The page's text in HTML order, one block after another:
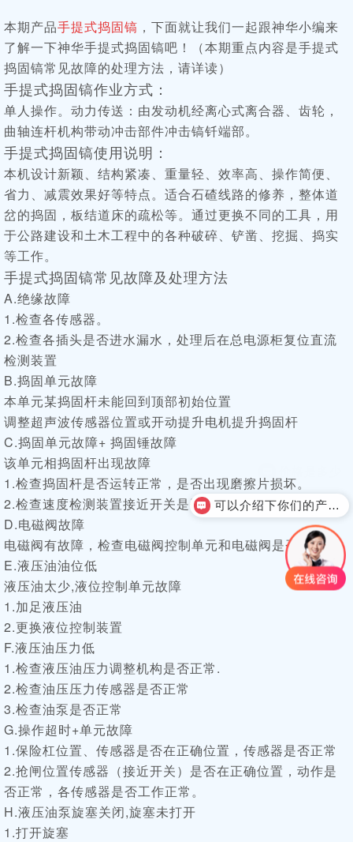
本期产品手提式捣固镐 ，下面就让我们一起跟神华小编来
了解一下神华手提式捣固镐吧！（本期重点内容是手提式
捣固镐常见故障的处理方法，请详读）
手提式捣固镐作业方式：
单人操作。动力传送：由发动机经离心式离合器、齿轮，
曲轴连杆机构带动冲击部件冲击镐钎端部。
手提式捣固镐使用说明：
本机设计新颖、结构紧凑、重量轻、效率高、操作简便、
省力、减震效果好等特点。适合石碴线路的修养，整体道
岔的捣固，板结道床的疏松等。通过更换不同的工具，用
于公路建设和土木工程中的各种破碎、铲凿、挖掘、捣实
等工作。
手提式捣固镐常见故障及处理方法
A.绝缘故障
1.检查各传感器。
2.检查各插头是否进水漏水，处理后在总电源柜复位直流
检测装置
B.捣固单元故障
本单元某捣固杆未能回到顶部初始位置
调整超声波传感器位置或开动提升电机提升捣固杆
C.捣固单元故障+ 捣固锤故障
该单元相捣固杆出现故障
1.检查捣固杆是否运转正常，是否出现磨擦片损坏。
2.检查速度检测装置接近开关是否安装牢固,有无松动
D.电磁阀故障
电磁阀有故障，检查电磁阀控制单元和电磁阀是否正常
E.液压油油位低
液压油太少,液位控制单元故障
1.加足液压油
2.更换液位控制装置
F.液压油压力低
1.检查液压油压力调整机构是否正常.
2.检查油压压力传感器是否正常
3.检查油泵是否正常
G.操作超时+单元故障
1.保险杠位置、传感器是否在正确位置，传感器是否正常
2.抢闸位置传感器（接近开关）是否在正确位置，动作是
否正常，各传感器是否工作正常。
H.液压油泵旋塞关闭,旋塞未打开
1.打开旋塞
可以介绍下你们的产品么？